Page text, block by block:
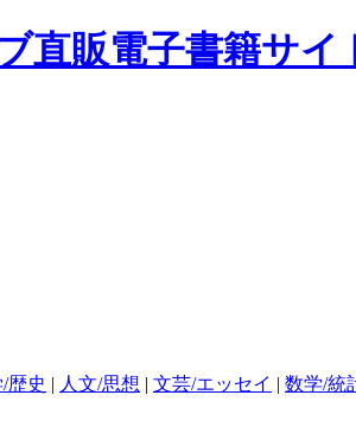
歴史 | 人文/思想 | 文芸/エッセイ | 数学/統